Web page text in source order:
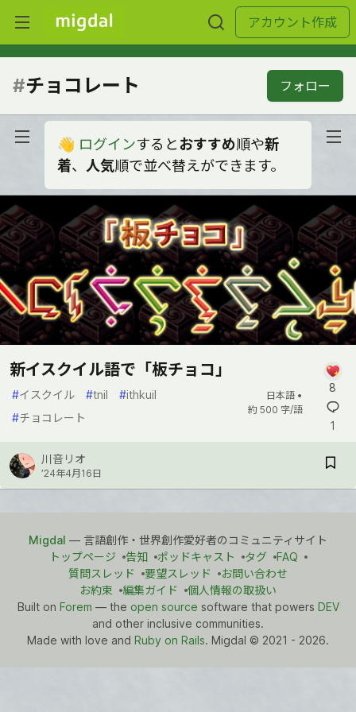
アカウント作成
#チョコレート フォロー
👋 ログインするとおすすめ順や新
着、 人気順で並べ替えができます。
新イスクイル語で「板チョコ」
#イスクイル #tnil #ithkuil
#チョコレート
日本語 •
約 500 字/語
8
1
川音リオ
’24年4月16日
Migdal — 言語創作・世界創作愛好者のコミュニティサイト
トップページ
告知 ポッドキャスト タグ
FAQ
質問スレッド
要望スレッド
お問い合わせ
お約束
編集ガイド
個人情報の取扱い
Built on Forem — the open source software that powers DEV
and other inclusive communities.
Made with love and Ruby on Rails. Migdal © 2021 - 2026.